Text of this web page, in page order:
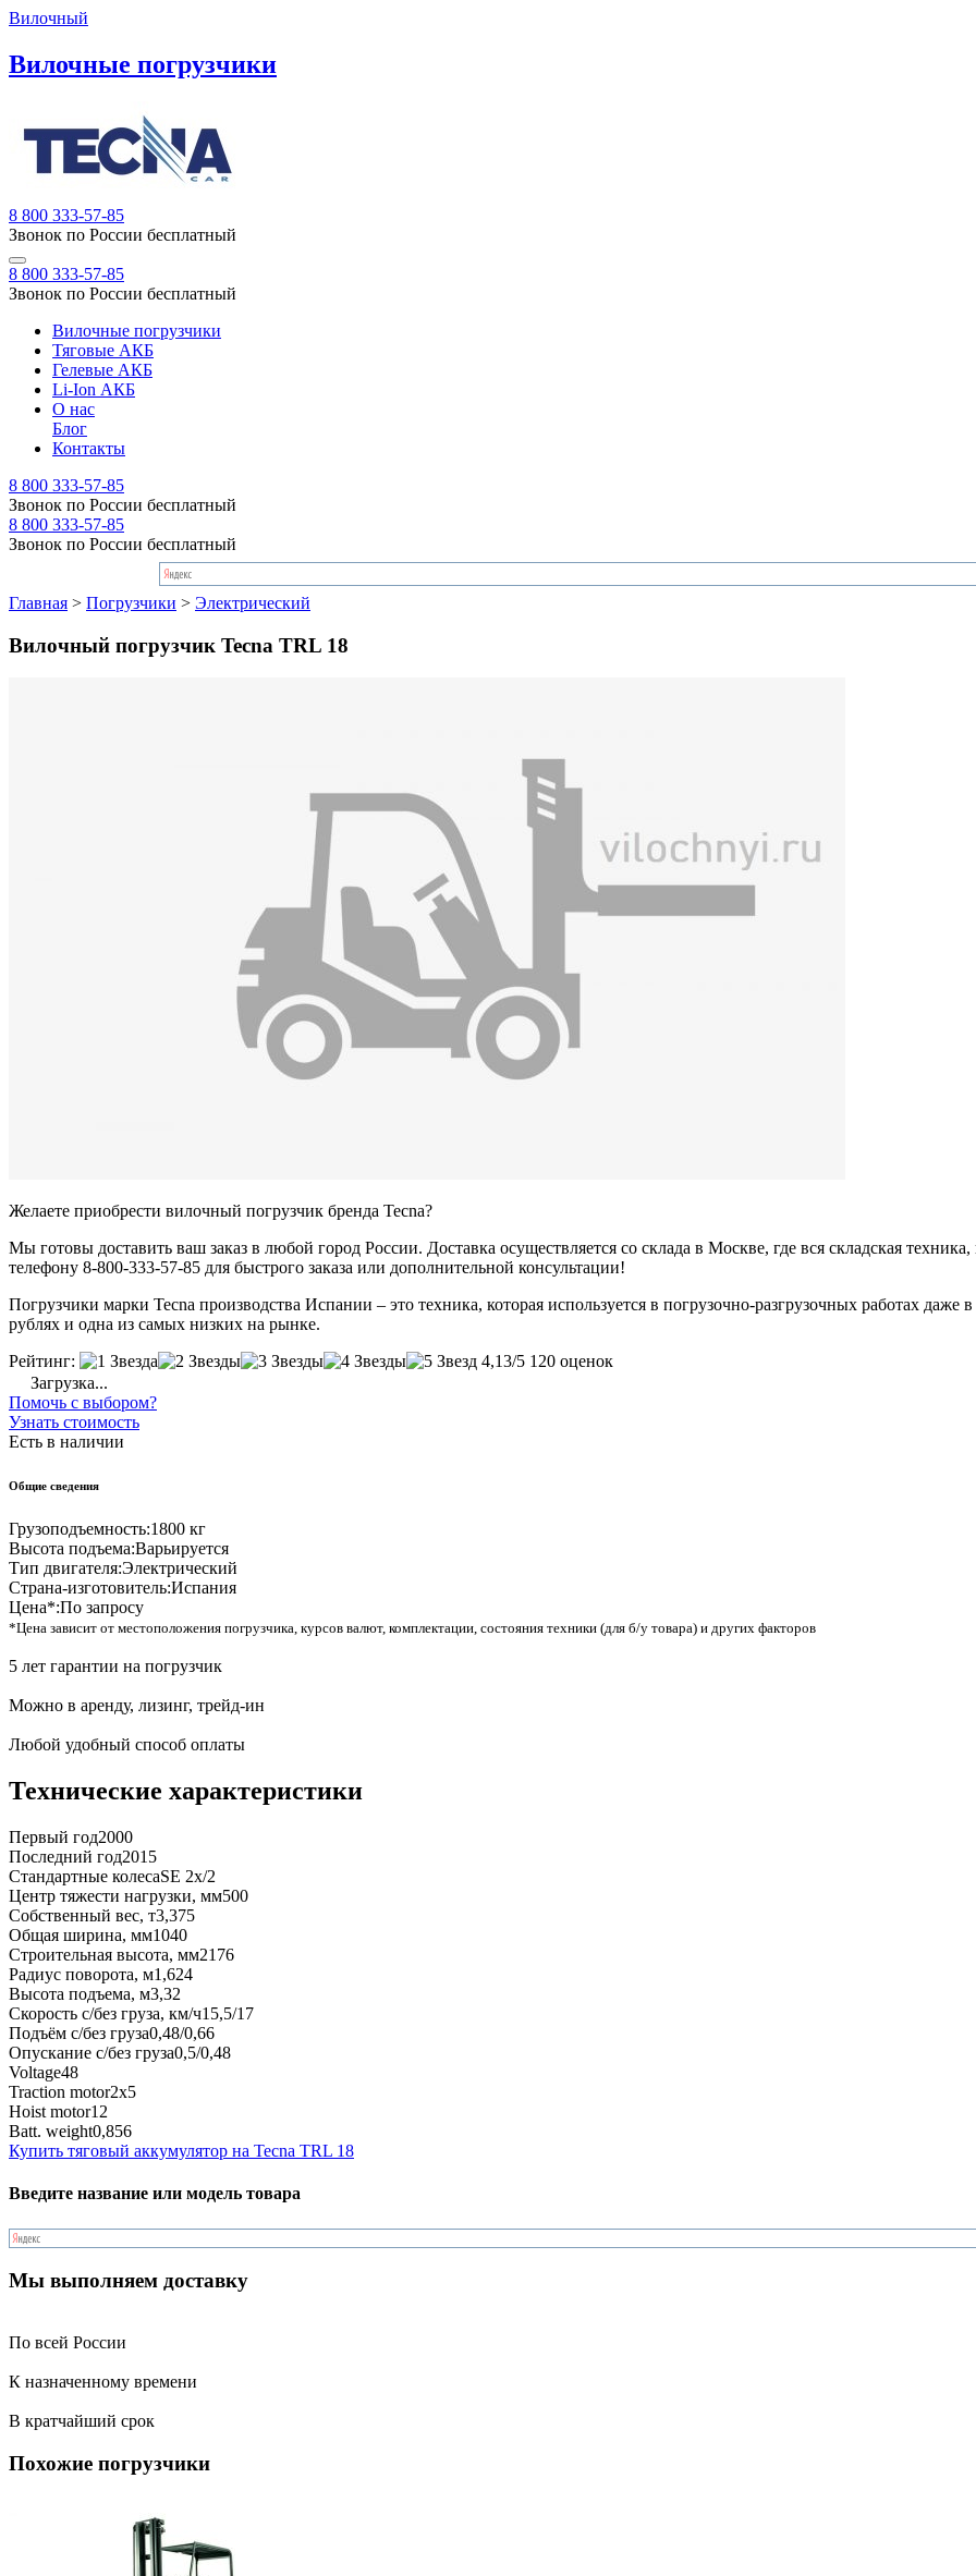
Вилочный
Вилочные погрузчики
8 800 333-57-85
Звонок по России бесплатный
8 800 333-57-85
Звонок по России бесплатный
Вилочные погрузчики
Тяговые АКБ
Гелевые АКБ
Li-Ion АКБ
О нас
Блог
Контакты
8 800 333-57-85
Звонок по России бесплатный
8 800 333-57-85
Звонок по России бесплатный
Главная > Погрузчики > Электрический
Вилочный погрузчик Tecna TRL 18
Желаете приобрести вилочный погрузчик бренда Tecna?
Мы готовы доставить ваш заказ в любой город России. Доставка осуществляется со склада в Москве, где вся складская
телефону 8-800-333-57-85 для быстрого заказа или дополнительной консультации!
Погрузчики марки Tecna производства Испании – это техника, которая используется в погрузочно-разгрузочных работах даже
рублях и одна из самых низких на рынке.
Рейтинг:
4,13/5 120 оценок
Загрузка...
Помочь с выбором?
Узнать стоимость
Есть в наличии
Общие сведения
Грузоподъемность:1800 кг
Высота подъема:Варьируется
Тип двигателя:Электрический
Страна-изготовитель:Испания
Цена*:По запросу
*Цена зависит от местоположения погрузчика, курсов валют, комплектации, состояния техники (для б/у товара) и других факторов
5 лет гарантии на погрузчик
Можно в аренду, лизинг, трейд-ин
Любой удобный способ оплаты
Технические характеристики
Первый год2000
Последний год2015
Стандартные колесаSE 2x/2
Центр тяжести нагрузки, мм500
Собственный вес, т3,375
Общая ширина, мм1040
Строительная высота, мм2176
Радиус поворота, м1,624
Высота подъема, м3,32
Скорость с/без груза, км/ч15,5/17
Подъём с/без груза0,48/0,66
Опускание с/без груза0,5/0,48
Voltage48
Traction motor2x5
Hoist motor12
Batt. weight0,856
Купить тяговый аккумулятор на Tecna TRL 18
Введите название или модель товара
Мы выполняем доставку
По всей России
К назначенному времени
В кратчайший срок
Похожие погрузчики